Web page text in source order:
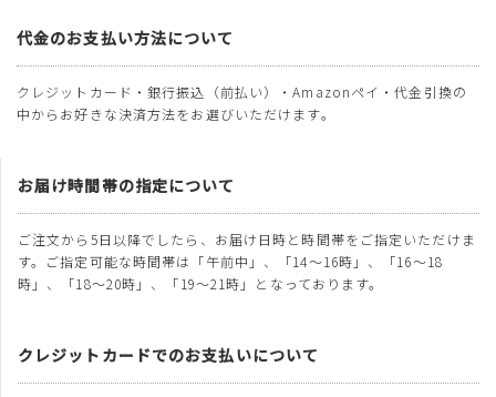
代金のお支払い方法について
クレジットカード・銀行振込（前払い）・Amazonペイ・代金引換の
中からお好きな決済方法をお選びいただけます。
お届け時間帯の指定について
ご注文から5日以降でしたら、お届け日時と時間帯をご指定いただけま
す。ご指定可能な時間帯は「午前中」、「14～16時」、「16～18
時」、「18～20時」、「19～21時」となっております。
クレジットカードでのお支払いについて